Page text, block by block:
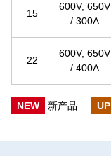
15
600V, 650V
/ 300A
22
600V, 650V
/ 400A
NEW 新产品 UP